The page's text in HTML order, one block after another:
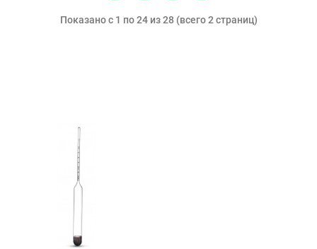
Показано с 1 по 24 из 28 (всего 2 страниц)